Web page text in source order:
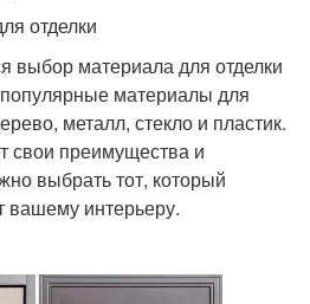
отделки
выбор материала для отделки
материалы для
металл, стекло и пластик.
свои преимущества и
выбрать тот, который
вашему интерьеру.